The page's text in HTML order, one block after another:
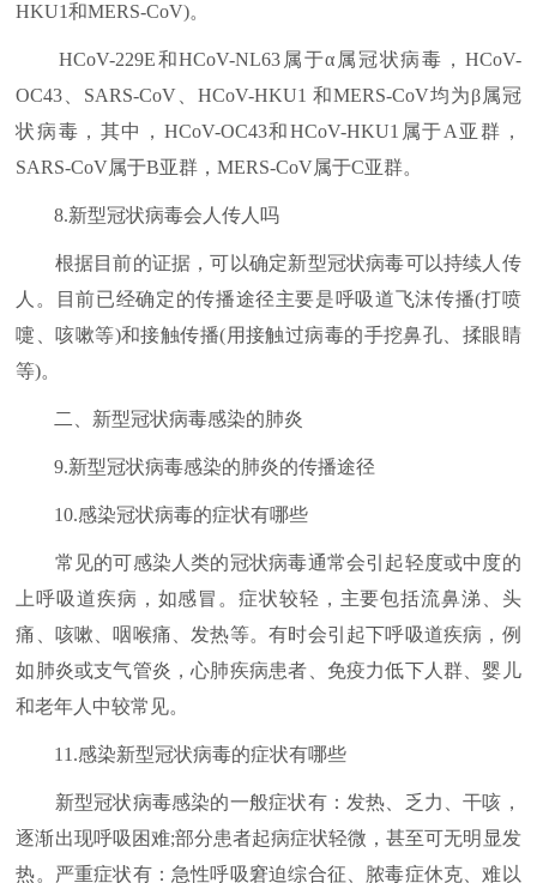
HKU1和MERS-CoV)。
HCoV-229E和HCoV-NL63属于α属冠状病毒，HCoV-
OC43、SARS-CoV、HCoV-HKU1 和MERS-CoV均为β属冠
状病毒，其中，HCoV-OC43和HCoV-HKU1属于A亚群，
SARS-CoV属于B亚群，MERS-CoV属于C亚群。
8.新型冠状病毒会人传人吗
根据目前的证据，可以确定新型冠状病毒可以持续人传
人。目前已经确定的传播途径主要是呼吸道飞沫传播(打喷
嚏、咳嗽等)和接触传播(用接触过病毒的手挖鼻孔、揉眼睛
等)。
二、新型冠状病毒感染的肺炎
9.新型冠状病毒感染的肺炎的传播途径
10.感染冠状病毒的症状有哪些
常见的可感染人类的冠状病毒通常会引起轻度或中度的
上呼吸道疾病，如感冒。症状较轻，主要包括流鼻涕、头
痛、咳嗽、咽喉痛、发热等。有时会引起下呼吸道疾病，例
如肺炎或支气管炎，心肺疾病患者、免疫力低下人群、婴儿
和老年人中较常见。
11.感染新型冠状病毒的症状有哪些
新型冠状病毒感染的一般症状有：发热、乏力、干咳，
逐渐出现呼吸困难;部分患者起病症状轻微，甚至可无明显发
热。严重症状有：急性呼吸窘迫综合征、脓毒症休克、难以